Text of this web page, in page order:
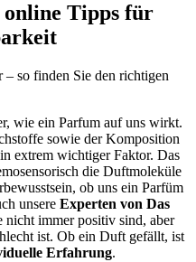
online Tipps für
so finden Sie den richtigen
wie ein Parfum auf uns wirkt.
sowie der Komposition
extrem wichtiger Faktor. Das
die Duftmoleküle
ob uns ein Parfüm
unsere Experten von Das
nicht immer positiv sind, aber
ist. Ob ein Duft gefällt, ist
Erfahrung.